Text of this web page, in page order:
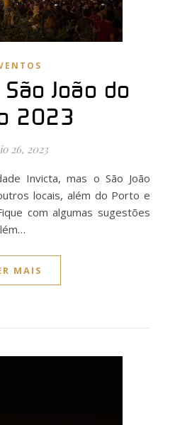
João do
2023
26, 2023
locais, além do Porto e
com algumas sugestões
MAIS